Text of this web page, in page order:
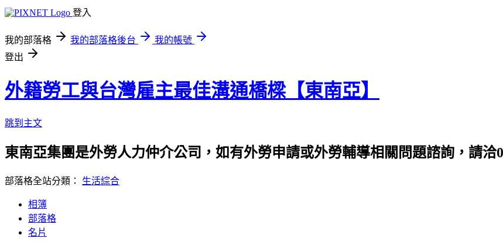
登入
我的部落格 我的部落格後台
我的帳號
登出
外籍勞工與台灣雇主最佳溝通橋樑【東南亞】
跳到主文
東南亞集團是外勞人力仲介公司，如有外勞申請或外勞輔導相關問題諮詢，請洽
部落格全站分類： 生活綜合
相簿
部落格
名片